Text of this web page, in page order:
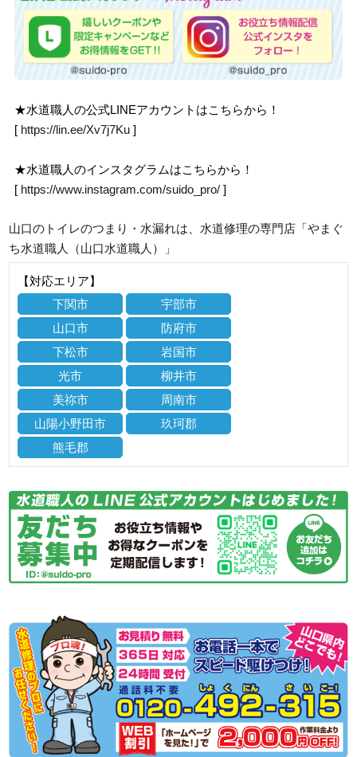
★水道職人の公式LINEアカウントはこちらから！
[ https://lin.ee/Xv7j7Ku ]
★水道職人のインスタグラムはこちらから！
[ https://www.instagram.com/suido_pro/ ]
山口のトイレのつまり・水漏れは、水道修理の専門店「やまぐ
ち水道職人（山口水道職人）」
【対応エリア】
下関市
宇部市
山口市
防府市
下松市
岩国市
光市
柳井市
美祢市
周南市
山陽小野田市
玖珂郡
熊毛郡